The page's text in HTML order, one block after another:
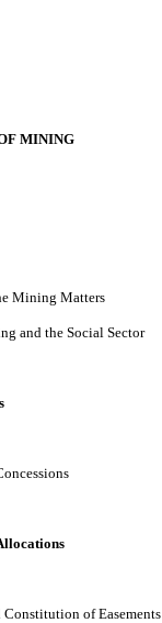
MINING
Mining Matters
and the Social Sector
of Easements